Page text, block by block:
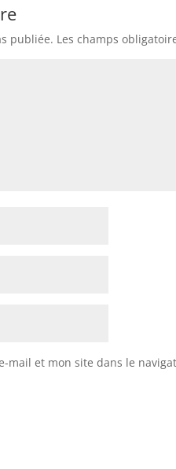
publiée. Les champs
mail et mon site dans le